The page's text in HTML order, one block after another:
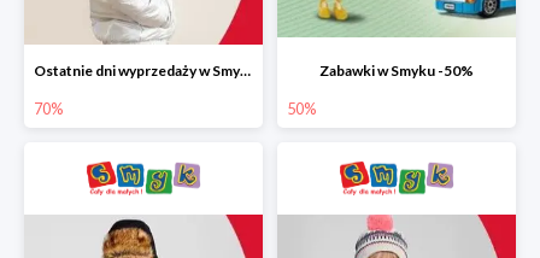
Ostatnie dni wyprzedaży w Smyku do -70%
70%
Zabawki w Smyku -50%
50%